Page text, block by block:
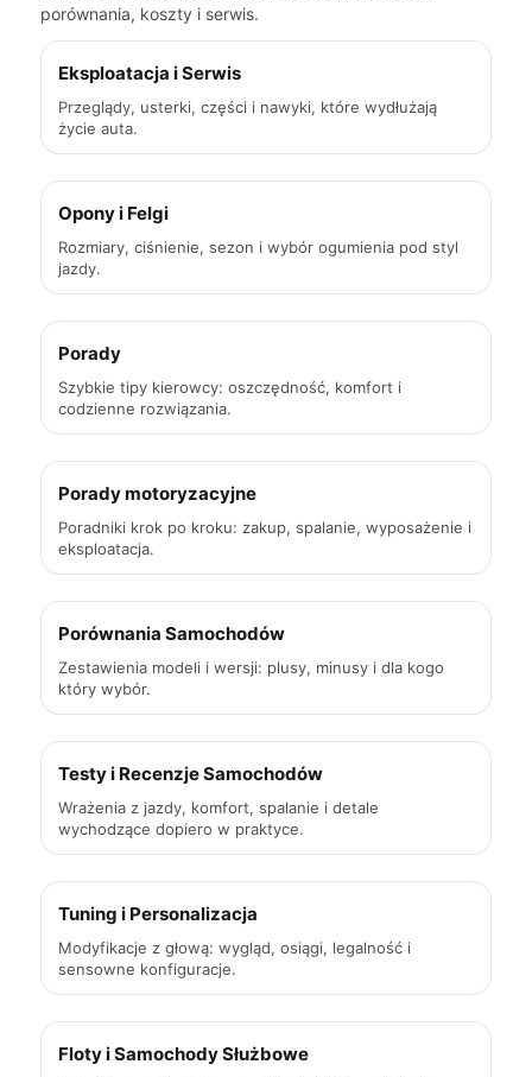
porównania, koszty i serwis.
Eksploatacja i Serwis
Przeglądy, usterki, części i nawyki, które wydłużają
życie auta.
Opony i Felgi
Rozmiary, ciśnienie, sezon i wybór ogumienia pod styl
jazdy.
Porady
Szybkie tipy kierowcy: oszczędność, komfort i
codzienne rozwiązania.
Porady motoryzacyjne
Poradniki krok po kroku: zakup, spalanie, wyposażenie i
eksploatacja.
Porównania Samochodów
Zestawienia modeli i wersji: plusy, minusy i dla kogo
który wybór.
Testy i Recenzje Samochodów
Wrażenia z jazdy, komfort, spalanie i detale
wychodzące dopiero w praktyce.
Tuning i Personalizacja
Modyfikacje z głową: wygląd, osiągi, legalność i
sensowne konfiguracje.
Floty i Samochody Służbowe